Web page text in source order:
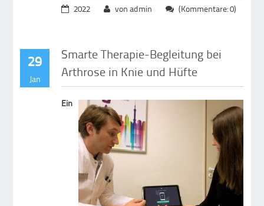
2022 von admin (Kommentare: 0)
29
Jan
Smarte Therapie-Begleitung bei
Arthrose in Knie und Hüfte
Ein